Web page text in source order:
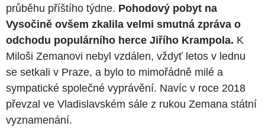
průběhu příštího týdne. Pohodový pobyt na
Vysočině ovšem zkalila velmi smutná zpráva o
odchodu populárního herce Jiřího Krampola. K
Miloši Zemanovi nebyl vzdálen, vždyť letos v lednu
se setkali v Praze, a bylo to mimořádně milé a
sympatické společné vyprávění. Navíc v roce 2018
převzal ve Vladislavském sále z rukou Zemana státní
vyznamenání.